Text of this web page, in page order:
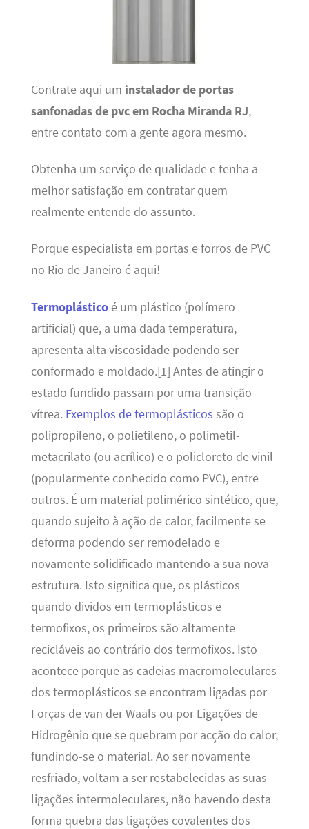
Contrate aqui um instalador de portas
sanfonadas de pvc em Rocha Miranda RJ,
entre contato com a gente agora mesmo.
Obtenha um serviço de qualidade e tenha a
melhor satisfação em contratar quem
realmente entende do assunto.
Porque especialista em portas e forros de PVC
no Rio de Janeiro é aqui!
Termoplásticoé um plástico (polímero
artificial) que, a uma dada temperatura,
apresenta alta viscosidade podendo ser
conformado e moldado.[1] Antes de atingir o
estado fundido passam por uma transição
vítrea. Exemplos de termoplásticos são o
polipropileno, o polietileno, o polimetil-
metacrilato (ou acrílico) e o policloreto de vinil
(popularmente conhecido como PVC), entre
outros. É um material polimérico sintético, que,
quando sujeito à ação de calor, facilmente se
deforma podendo ser remodelado e
novamente solidificado mantendo a sua nova
estrutura. Isto significa que, os plásticos
quando dividos em termoplásticos e
termofixos, os primeiros são altamente
recicláveis ao contrário dos termofixos. Isto
acontece porque as cadeias macromoleculares
dos termoplásticos se encontram ligadas por
Forças de van der Waals ou por Ligações de
Hidrogênio que se quebram por acção do calor,
fundindo-se o material. Ao ser novamente
resfriado, voltam a ser restabelecidas as suas
ligações intermoleculares, não havendo desta
forma quebra das ligações covalentes dos